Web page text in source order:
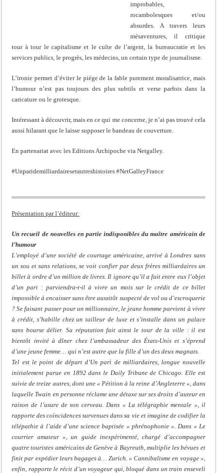
improbables,
rocambolesques et/ou
absurdes. A travers leurs
mésaventures, il critique
tour à tour le capitalisme et le culte de l’argent, la bureaucratie et les
services publics, le progrès, les médecins, un certain type de journalisme.
L’ironie permet d’éviter le piège de la fable purement moralisatrice, mais
l’humour n’est pas toujours des plus subtils et verse parfois dans la
caricature ou le grotesque.
Intéressant à découvrir, mais en ce qui me concerne, je n’ai pas trouvé cela
aussi hilarant que le laisse supposer le bandeau de couverture.
En partenariat avec les Editions Archipoche via Netgalley.
#Unparidemilliardairesetautreshistoires #NetGalleyFrance
Présentation par l’éditeur:
Un recueil de nouvelles en partie indisponibles du maître américain de
l’humour
L’employé d’une société de courtage américaine, arrivé à Londres sans
un sou et sans relations, se voit confier par deux frères milliardaires un
billet à ordre d’un million de livres. Il ignore qu’il a fait entre eux l’objet
d’un pari : parviendra-t-il à vivre un mois sur le crédit de ce billet
impossible à encaisser sans être aussitôt suspecté de vol ou d’escroquerie
? Se faisant passer pour un millionnaire, le jeune homme parvient à vivre
à crédit, s’habille chez un tailleur de luxe et s’installe dans un palace
sans bourse délier. Sa réputation fait ainsi le tour de la ville : il est
bientôt invité à dîner chez l’ambassadeur des États-Unis et s’éprend
d’une jeune femme… qui n’est autre que la fille d’un des deux magnats.
Tel est le point de départ d’Un pari de milliardaires, longue nouvelle
initialement parue en 1892 dans le Daily Tribune de Chicago. Elle est
suivie de treize autres, dont une « Pétition à la reine d’Angleterre », dans
laquelle Twain en personne réclame une détaxe sur ses droits d’auteur en
raison de l’usure de son cerveau. Dans « La télégraphie mentale », il
rapporte des coïncidences survenues dans sa vie et imagine de codifier la
télépathie à l’aide d’une science baptisée « phrénophonie ». Dans « Le
courrier amateur », un guide inexpérimenté, chargé d’accompagner
quatre touristes américains de Genève à Bayreuth, multiplie les bévues et
finit par expédier leurs bagages à… Zurich. « Cannibalisme en voyage »,
enfin, rapporte le récit d’un voyageur qui, bloqué dans un train enseveli